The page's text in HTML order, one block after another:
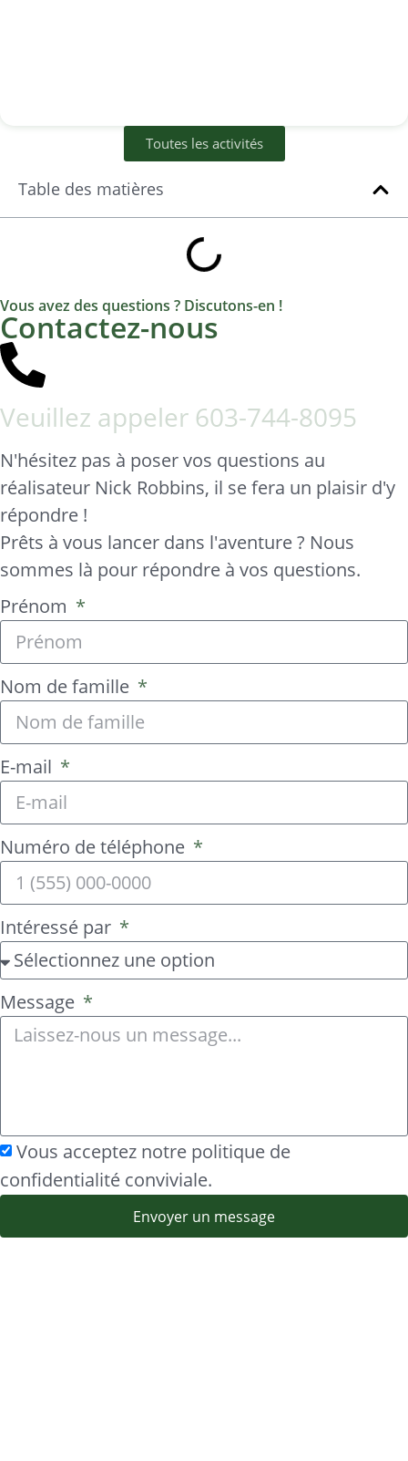
Toutes les activités
Table des matières
Vous avez des questions ? Discutons-en !
Contactez-nous
Veuillez appeler 603-744-8095
N'hésitez pas à poser vos questions au
réalisateur Nick Robbins, il se fera un plaisir d'y
répondre !
Prêts à vous lancer dans l'aventure ? Nous
sommes là pour répondre à vos questions.
Prénom
Nom de famille
E-mail
Numéro de téléphone
Intéressé par
Message
Vous acceptez notre politique de
confidentialité conviviale.
Envoyer un message